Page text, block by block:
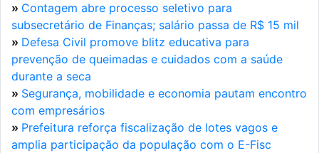
» Contagem abre processo seletivo para
subsecretário de Finanças; salário passa de R$ 15 mil
» Defesa Civil promove blitz educativa para
prevenção de queimadas e cuidados com a saúde
durante a seca
» Segurança, mobilidade e economia pautam encontro
com empresários
» Prefeitura reforça fiscalização de lotes vagos e
amplia participação da população com o E-Fisc